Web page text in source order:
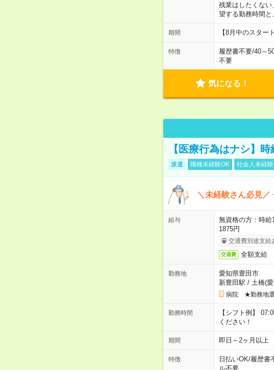
残業はしたくな
望する勤務時間と
期間 【8月中のスタ
特徴 履歴書不要/40～
不要
気になる！
【医療行為はナシ】
派遣 職種未経験OK 社会人未経
＼未経験さん必見／
給与
無資格の方：時給
1875円
交通費別途支給
交通費 全額支給
勤務地
愛知県豊田市
新豊田駅 / 土橋(
病院 ★勤務地選
勤務時間
【シフト例】
ください！
期間 即日～2ヶ月以上
特徴 日払いOK/履歴書
ル不要